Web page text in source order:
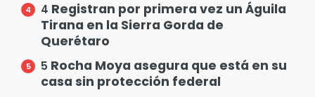
4 Registran por primera vez un Águila
Tirana en la Sierra Gorda de
Querétaro
5 Rocha Moya asegura que está en su
casa sin protección federal